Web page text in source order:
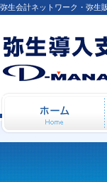
弥生販売の購
弥生会計ネットワーク・弥生